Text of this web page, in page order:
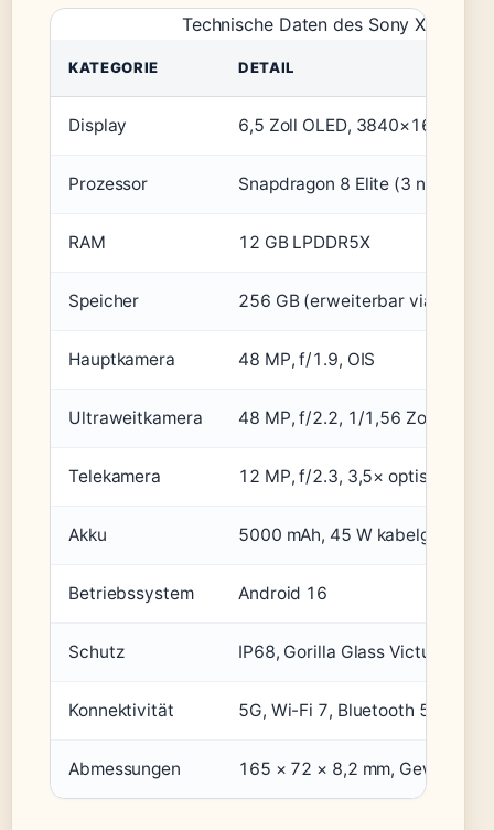
Technische Daten des Sony Xperia 1
KATEGORIE DETAIL
Display 6,5 Zoll OLED, 3840×1644,
Prozessor Snapdragon 8 Elite (3 nm)
RAM 12 GB LPDDR5X
Speicher 256 GB (erweiterbar via
Hauptkamera 48 MP, f/1.9, OIS
Ultraweitkamera 48 MP, f/2.2, 1/1,56 Zoll
Telekamera 12 MP, f/2.3, 3,5× optisch
Akku 5000 mAh, 45 W
Betriebssystem Android 16
Schutz IP68, Gorilla Glass Victus,
Konnektivität 5G, Wi-Fi 7, Bluetooth 5.4, NFC
Abmessungen 165 × 72 × 8,2 mm, Gewicht